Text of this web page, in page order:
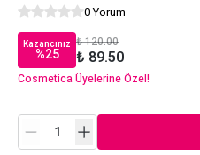
0 Yorum
Kazancınız
%25
₺ 120.00
₺ 89.50
Cosmetica Üyelerine Özel!